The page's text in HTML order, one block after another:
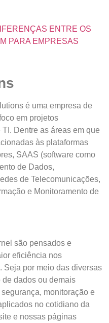
ENTRE OS
PARA EMPRESAS
é uma empresa de
em projetos
Dentre as áreas em que
às plataformas
SAAS (software como
de Dados,
de Telecomunicações,
e Monitoramento de
são pensados e
eficiência nos
Seja por meio das diversas
de dados ou demais
monitoração e
no cotidiano da
e nossas páginas